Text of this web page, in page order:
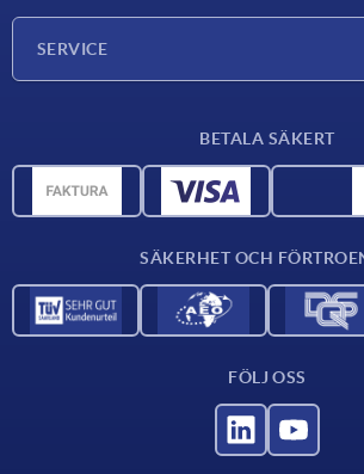
SERVICE
CAD-data
BETALA SÄKERT
SÄKERHET OCH
FÖLJ OSS